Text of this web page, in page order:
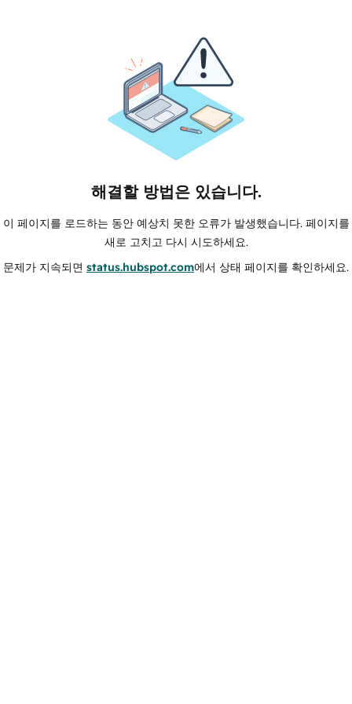
해결할 방법은 있습니다.
이 페이지를 로드하는 동안 예상치 못한 오류가 발생했습니다. 페이지를
새로 고치고 다시 시도하세요.
문제가 지속되면 status.hubspot.com에서 상태 페이지를 확인하세요.